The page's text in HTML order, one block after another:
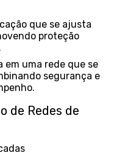
que se ajusta
proteção
em uma rede que se
segurança e
de Redes de